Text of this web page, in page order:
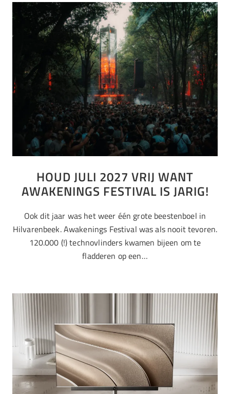
HOUD JULI 2027 VRIJ WANT
AWAKENINGS FESTIVAL IS JARIG!
Ook dit jaar was het weer één grote beestenboel in
Hilvarenbeek. Awakenings Festival was als nooit tevoren.
120.000 (!) technovlinders kwamen bijeen om te
fladderen op een…